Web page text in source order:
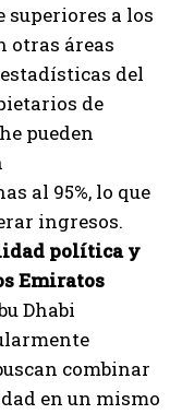
a los
otras áreas
del
de
pueden
al 95%, lo que
ingresos.
política y
Emiratos
Dhabi
combinar
en un mismo